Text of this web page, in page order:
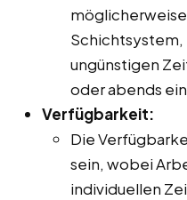
Schichtsystem,
ungünstigen
oder abends
Verfügbarkeit:
Die
sein, wobei
individuellen